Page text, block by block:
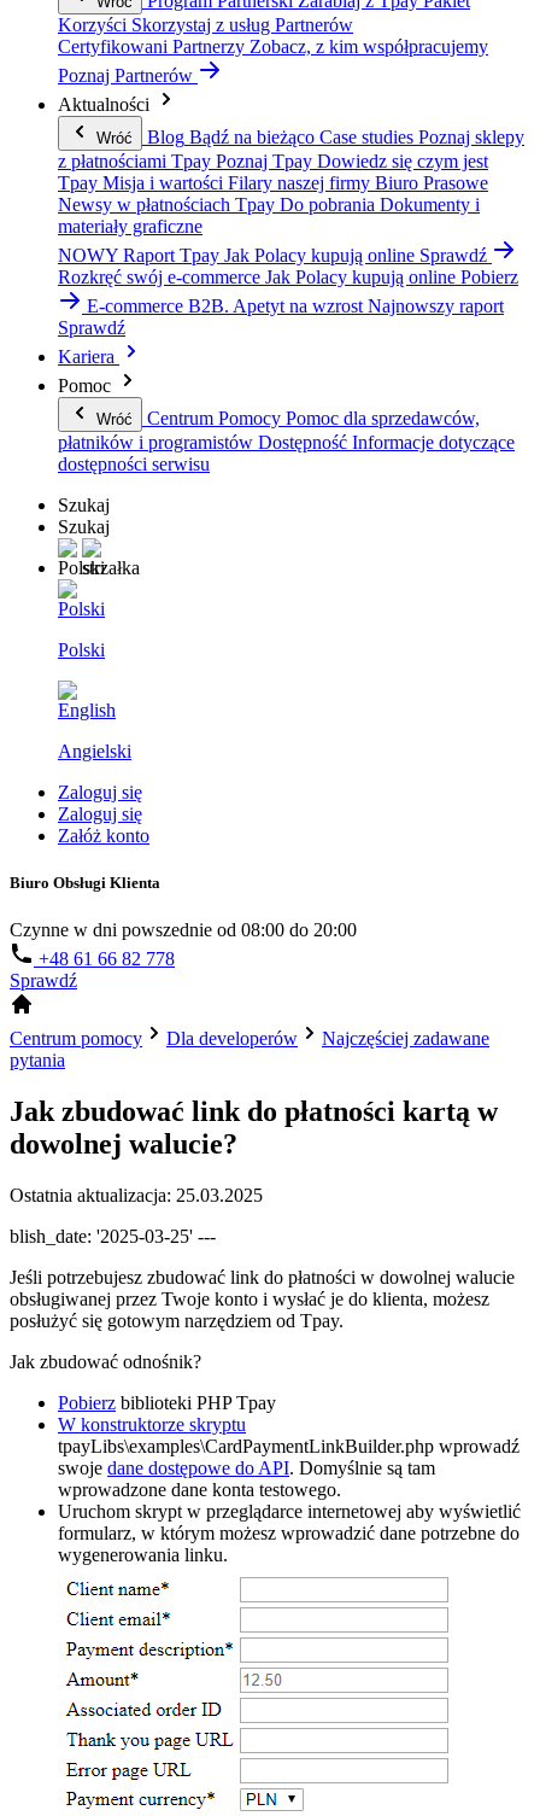
Korzyści Skorzystaj z usług Partnerów
Certyfikowani Partnerzy Zobacz, z kim współpracujemy
Poznaj Partnerów
Aktualności
Wróć Blog Bądź na bieżąco Case studies Poznaj sklepy
z płatnościami Tpay Poznaj Tpay Dowiedz się czym jest
Tpay Misja i wartości Filary naszej firmy Biuro Prasowe
Newsy w płatnościach Tpay Do pobrania Dokumenty i
materiały graficzne
NOWY Raport Tpay Jak Polacy kupują online Sprawdź
Rozkręć swój e-commerce Jak Polacy kupują online Pobierz
E-commerce B2B. Apetyt na wzrost Najnowszy raport
Sprawdź
Kariera
Pomoc
Wróć Centrum Pomocy Pomoc dla sprzedawców,
płatników i programistów Dostępność Informacje dotyczące
dostępności serwisu
Szukaj
Szukaj
Polski
Angielski
Zaloguj się
Zaloguj się
Załóż konto
Biuro Obsługi Klienta
Czynne w dni powszednie od 08:00 do 20:00
+48 61 66 82 778
Sprawdź
Centrum pomocy Dla developerów
Najczęściej zadawane
pytania
Jak zbudować link do płatności kartą w
dowolnej walucie?
Ostatnia aktualizacja: 25.03.2025
blish_date: '2025-03-25' ---
Jeśli potrzebujesz zbudować link do płatności w dowolnej walucie
obsługiwanej przez Twoje konto i wysłać je do klienta, możesz
posłużyć się gotowym narzędziem od Tpay.
Jak zbudować odnośnik?
Pobierz biblioteki PHP Tpay
W konstruktorze skryptu
tpayLibs\examples\CardPaymentLinkBuilder.php wprowadź
swoje dane dostępowe do API. Domyślnie są tam
wprowadzone dane konta testowego.
Uruchom skrypt w przeglądarce internetowej aby wyświetlić
formularz, w którym możesz wprowadzić dane potrzebne do
wygenerowania linku.